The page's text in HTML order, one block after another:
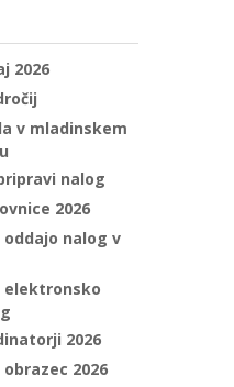
2026
v mladinskem
nalog
2026
oddajo nalog v
elektronsko
2026
2026